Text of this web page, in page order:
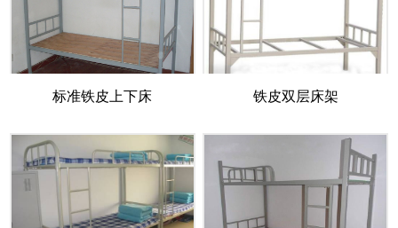
标准铁皮上下床 铁皮双层床架